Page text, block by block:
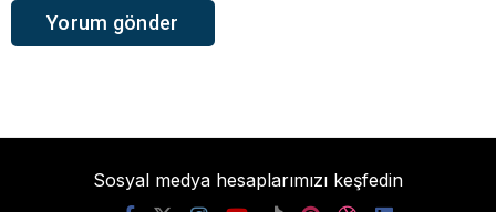
Sosyal medya hesaplarımızı keşfedin